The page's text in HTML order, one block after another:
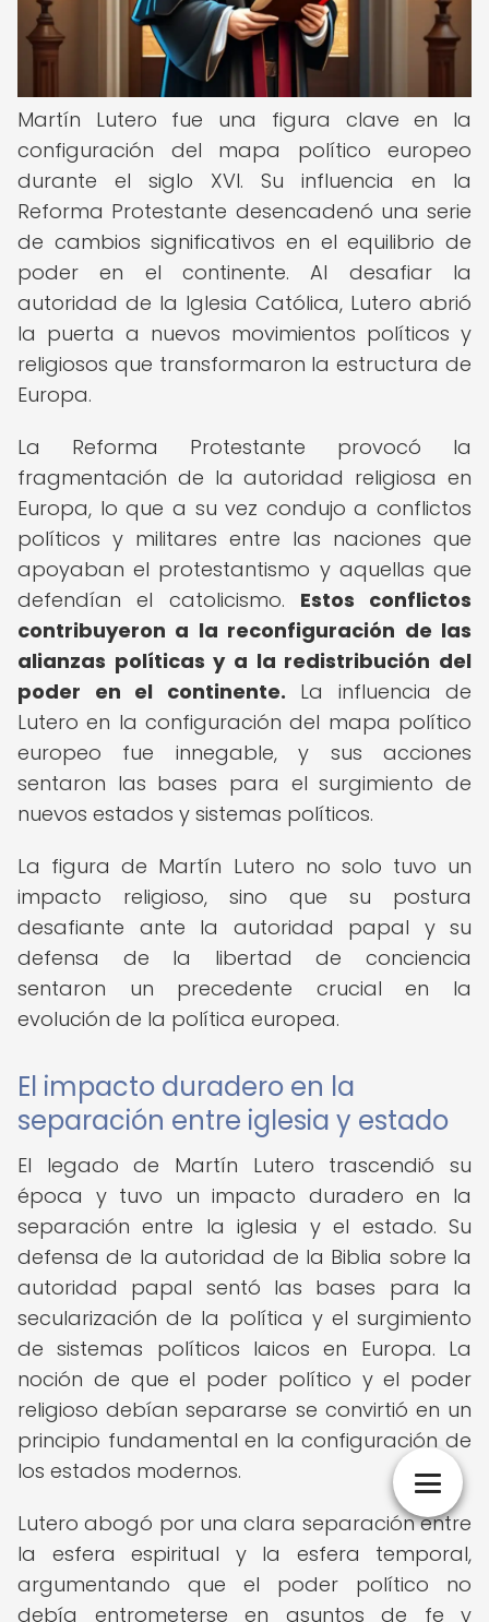
Martín Lutero fue una figura clave en la
configuración del mapa político europeo
durante el siglo XVI. Su influencia en la
Reforma Protestante desencadenó una serie
de cambios significativos en el equilibrio de
poder en el continente. Al desafiar la
autoridad de la Iglesia Católica, Lutero abrió
la puerta a nuevos movimientos políticos y
religiosos que transformaron la estructura de
Europa.
La Reforma Protestante provocó la
fragmentación de la autoridad religiosa en
Europa, lo que a su vez condujo a conflictos
políticos y militares entre las naciones que
apoyaban el protestantismo y aquellas que
defendían el catolicismo. Estos conflictos
contribuyeron a la reconfiguración de las
alianzas políticas y a la redistribución del
poder en el continente. La influencia de
Lutero en la configuración del mapa político
europeo fue innegable, y sus acciones
sentaron las bases para el surgimiento de
nuevos estados y sistemas políticos.
La figura de Martín Lutero no solo tuvo un
impacto religioso, sino que su postura
desafiante ante la autoridad papal y su
defensa de la libertad de conciencia
sentaron un precedente crucial en la
evolución de la política europea.
El impacto duradero en la
separación entre iglesia y estado
El legado de Martín Lutero trascendió su
época y tuvo un impacto duradero en la
separación entre la iglesia y el estado. Su
defensa de la autoridad de la Biblia sobre la
autoridad papal sentó las bases para la
secularización de la política y el surgimiento
de sistemas políticos laicos en Europa. La
noción de que el poder político y el poder
religioso debían separarse se convirtió en un
principio fundamental en la configuración de
los estados modernos.
Lutero abogó por una clara separación entre
la esfera espiritual y la esfera temporal,
argumentando que el poder político no
debía entrometerse en asuntos de fe y